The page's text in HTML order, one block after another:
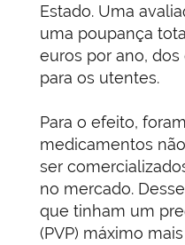
Estado. Uma
uma poupança
euros por ano, dos
para os utentes.
Para o efeito,
medicamentos
ser
no mercado.
que tinham um
(PVP) máximo